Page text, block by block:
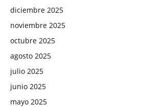
diciembre 2025
noviembre 2025
octubre 2025
agosto 2025
julio 2025
junio 2025
mayo 2025